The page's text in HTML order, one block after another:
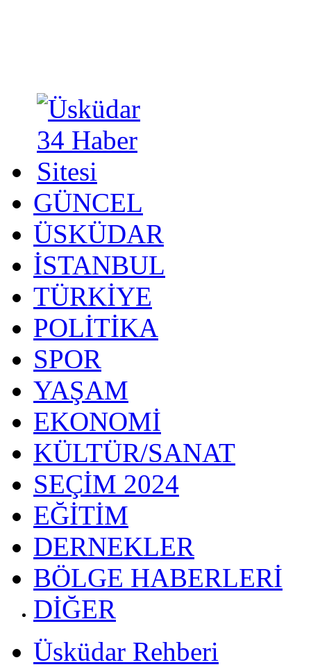
GÜNCEL
ÜSKÜDAR
İSTANBUL
TÜRKİYE
POLİTİKA
SPOR
YAŞAM
EKONOMİ
KÜLTÜR/SANAT
SEÇİM 2024
EĞİTİM
DERNEKLER
BÖLGE HABERLERİ
DİĞER
Üsküdar Rehberi